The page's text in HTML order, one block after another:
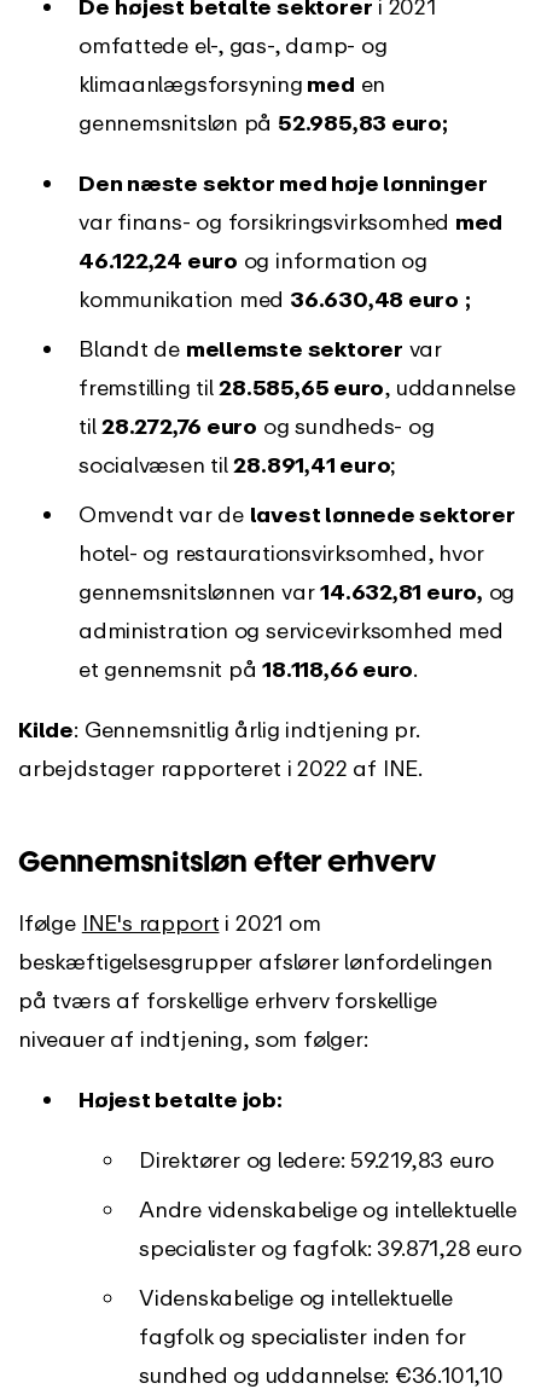
De højest betalte sektorer i 2021
omfattede el-, gas-, damp- og
klimaanlægsforsyning med en
gennemsnitsløn på 52.985,83 euro;
Den næste sektor med høje lønninger
var finans- og forsikringsvirksomhed med
46.122,24 euro og information og
kommunikation med 36.630,48 euro ;
Blandt de mellemste sektorer var
fremstilling til 28.585,65 euro, uddannelse
til 28.272,76 euro og sundheds- og
socialvæsen til 28.891,41 euro;
Omvendt var de lavest lønnede sektorer
hotel- og restaurationsvirksomhed, hvor
gennemsnitslønnen var14.632,81 euro, og
administration og servicevirksomhed med
et gennemsnit på18.118,66 euro.
Kilde: Gennemsnitlig årlig indtjening pr.
arbejdstager rapporteret i 2022 af INE.
Gennemsnitsløn efter erhverv
Ifølge INE's rapport i 2021 om
beskæftigelsesgrupper afslører lønfordelingen
på tværs af forskellige erhverv forskellige
niveauer af indtjening, som følger:
Højest betalte job:
Direktører og ledere: 59.219,83 euro
Andre videnskabelige og intellektuelle
specialister og fagfolk: 39.871,28 euro
Videnskabelige og intellektuelle
fagfolk og specialister inden for
sundhed og uddannelse: €36.101,10